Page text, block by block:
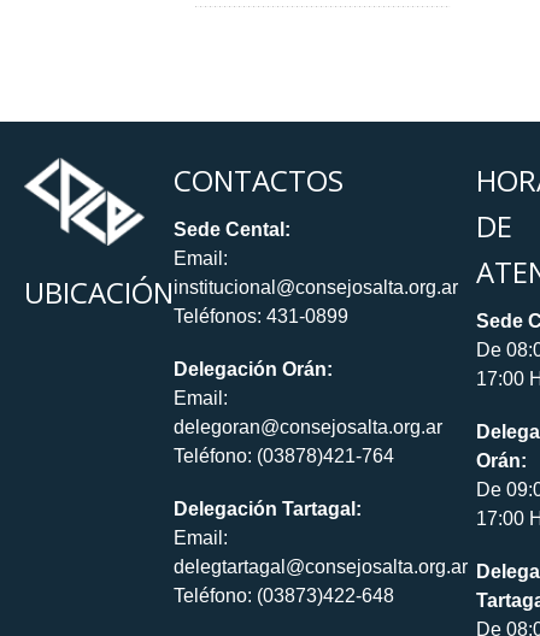
UBICACIÓN
CONTACTOS
Sede Cental:
Email:
institucional@consejosalta.org.ar
Teléfonos: 431-0899
Delegación Orán:
Email:
delegoran@consejosalta.org.ar
Teléfono: (03878)421-764
Delegación Tartagal:
Email:
delegtartagal@consejosalta.org.ar
Teléfono: (03873)422-648
DE
Sede
De
17:00
Orán:
De
17:00
De